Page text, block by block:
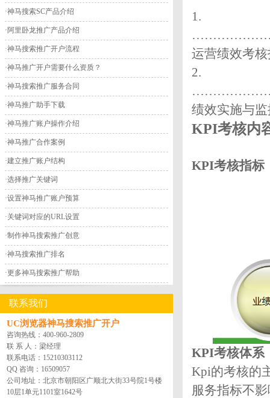
·神马搜索SC产品介绍
·阿里卧龙推广产品介绍
·神马搜索推广开户流程
·神马推广开户需要什么资质？
·神马搜索推广服务合同
·神马推广助手下载
·神马推广账户操作介绍
·神马推广合作案例
·建立推广账户结构
·选择推广关键词
·设置神马推广账户预算
·关键词对应的URL设置
·制作神马搜索推广创意
·神马搜索推广排名
·更多神马搜索推广帮助
联系我们
UC浏览器神马搜索推广开户
咨询热线： 400-960-2809
联 系 人：梁经理
联系电话： 15210303112
QQ 咨询：16509057
公司地址：北京市朝阳区广顺北大街33号院1号楼
10层1单元1101室1642号
1.
运营绩效考
2.
绩效实施与
KPI考核内
KPI考核指标
KPI考核体系
Kpi的考核的
服务指标不